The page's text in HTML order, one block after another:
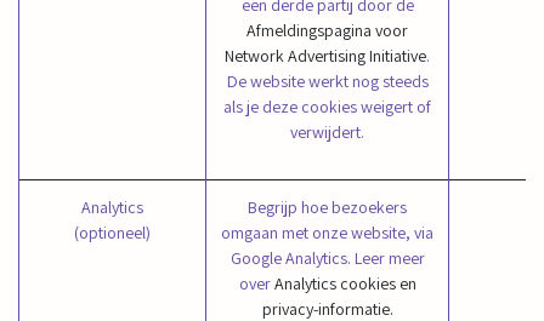
een derde partij door de
Afmeldingspagina voor
Network Advertising Initiative.
De website werkt nog steeds
als je deze cookies weigert of
verwijdert.
Analytics
(optioneel)
Begrijp hoe bezoekers
omgaan met onze website, via
Google Analytics. Leer meer
overAnalytics cookies en
privacy-informatie.